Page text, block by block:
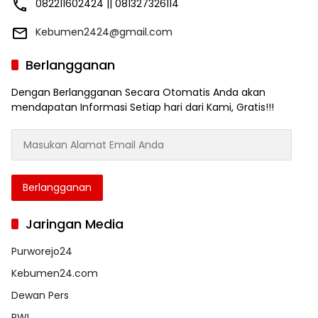
082211602424 || 081327326114
Kebumen2424@gmail.com
Berlangganan
Dengan Berlangganan Secara Otomatis Anda akan
mendapatan Informasi Setiap hari dari Kami, Gratis!!!
Alamat
AndaBerlangganan
Jaringan Media
Purworejo24
Kebumen24.com
Dewan Pers